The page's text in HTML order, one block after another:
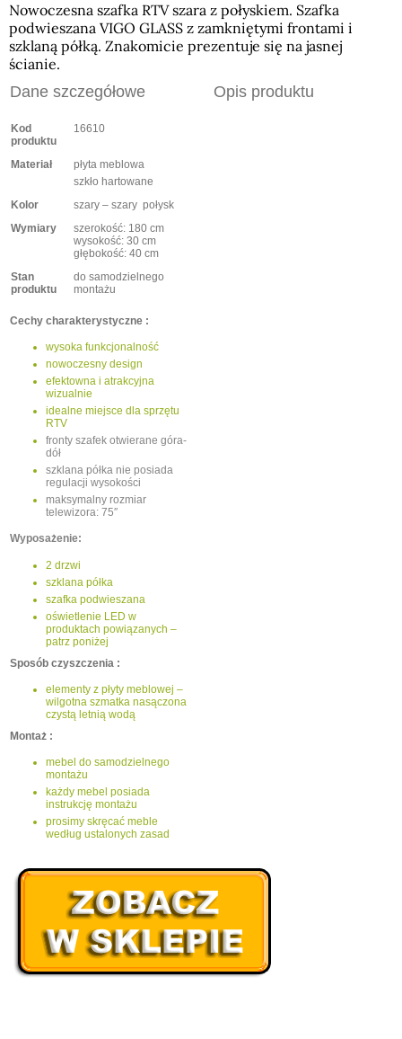
Nowoczesna szafka RTV szara z połyskiem. Szafka
podwieszana VIGO GLASS z zamkniętymi frontami i
szklaną półką. Znakomicie prezentuje się na jasnej
ścianie.
Dane szczegółowe
Opis produktu
Kod
produktu
16610
Materiał
płyta meblowa
szkło hartowane
Kolor
szary – szary połysk
Wymiary
szerokość: 180 cm
wysokość: 30 cm
głębokość: 40 cm
Stan
produktu
do samodzielnego
montażu
Cechy charakterystyczne :
wysoka funkcjonalność
nowoczesny design
efektowna i atrakcyjna
wizualnie
idealne miejsce dla sprzętu
RTV
fronty szafek otwierane góra-
dół
szklana półka nie posiada
regulacji wysokości
maksymalny rozmiar
telewizora: 75″
Wyposażenie:
2 drzwi
szklana półka
szafka podwieszana
oświetlenie LED w
produktach powiązanych –
patrz poniżej
Sposób czyszczenia :
elementy z płyty meblowej –
wilgotna szmatka nasączona
czystą letnią wodą
Montaż :
mebel do samodzielnego
montażu
każdy mebel posiada
instrukcję montażu
prosimy skręcać meble
według ustalonych zasad